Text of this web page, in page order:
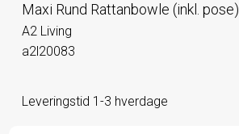
Maxi Rund Rattanbowle (inkl. pose)
A2 Living
a2l20083
Leveringstid 1-3 hverdage